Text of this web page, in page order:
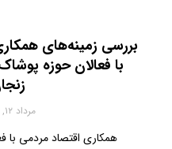
بررسی زمینه‌های
با فعالان حوزه
مرداد ۱۲, ۱۴۰۵
همکاری اقتصاد مردمی با